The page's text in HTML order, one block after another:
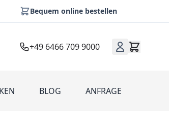
Bequem online bestellen
+49 6466 709 9000
for Werbeartikel
BLOG ANFRAGE